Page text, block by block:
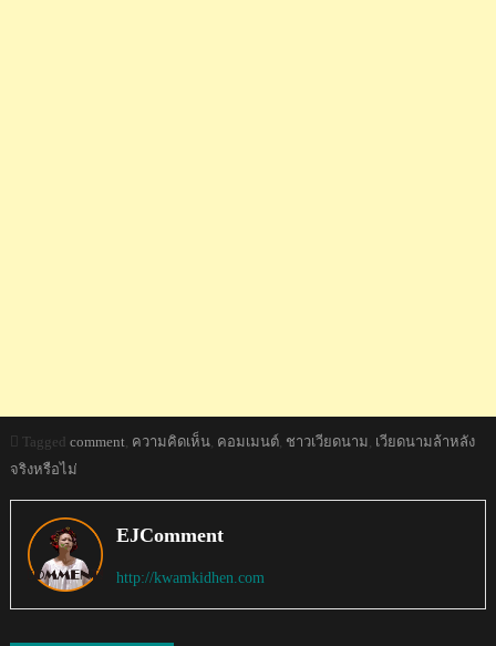
Tagged comment ความคิดเห็น, คอมเมนต์, ชาวเวียดนาม เวียดนามล้าหลัง
จริงหรือไม่
EJComment
http://kwamkidhen.com